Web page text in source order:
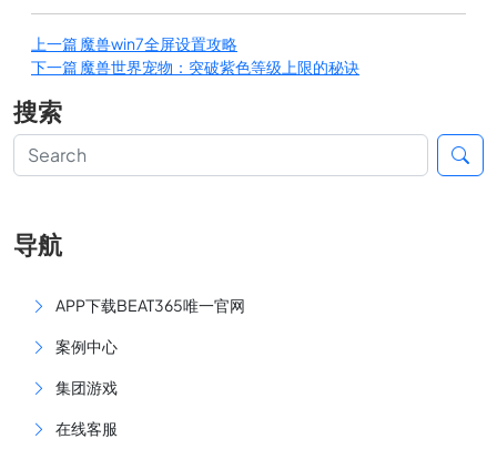
上一篇魔兽win7全屏设置攻略
下一篇魔兽世界宠物：突破紫色等级上限的秘诀
搜索
导航
APP下载BEAT365唯一官网
案例中心
集团游戏
在线客服